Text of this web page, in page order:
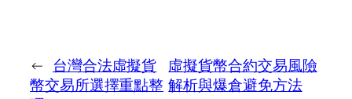
← 台灣合法虛擬貨
幣交易所選擇重點整
虛擬貨幣合約交易風險
解析與爆倉避免方法